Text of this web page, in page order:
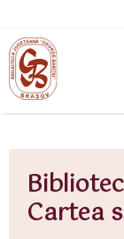
Cartea